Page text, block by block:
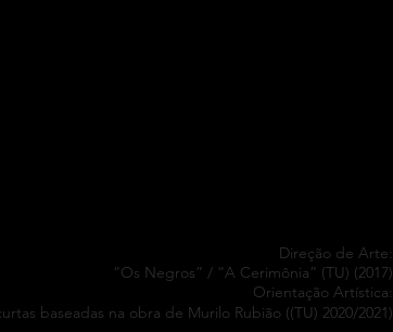
Direção de Arte:
“Os Negros” / “A Cerimônia” (TU) (2017)
Orientação Artística:
baseadas na obra de Murilo Rubião ((TU) 2020/2021)